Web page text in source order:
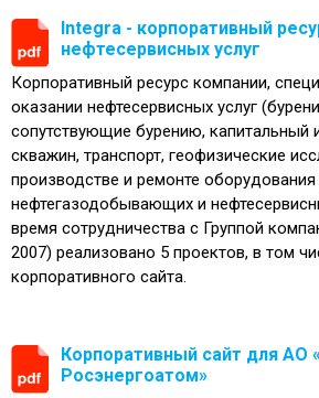
Integra - корпоративный
нефтесервисных услуг
Корпоративный ресурс компании,
оказании нефтесервисных услуг
сопутствующие бурению, капитальный
скважин, транспорт, геофизические
производстве и ремонте
нефтегазодобывающих и
время сотрудничества с Группой
2007) реализовано 5 проектов, в том
корпоративного сайта.
Корпоративный сайт для АО
Росэнергоатом»